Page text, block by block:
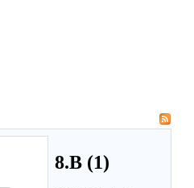
8.B (1)